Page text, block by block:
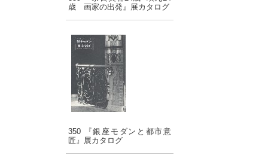
歳 画家の出発』展カタログ
350 『銀座モダンと都市意
匠』展カタログ